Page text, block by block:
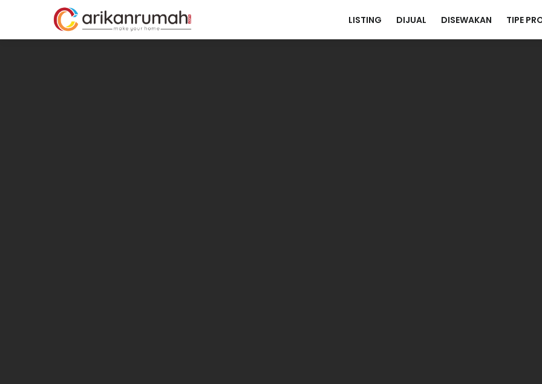
LISTING DIJUAL DISEWAKAN TIPE